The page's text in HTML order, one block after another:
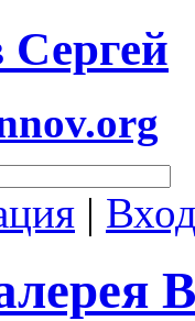
Сергей
| Вход